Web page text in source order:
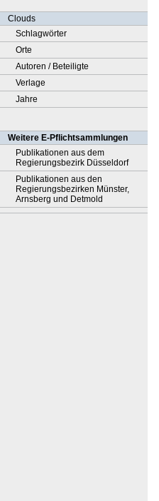
Clouds
Schlagwörter
Orte
Autoren / Beteiligte
Verlage
Jahre
Weitere E-Pflichtsammlungen
Publikationen aus dem
Regierungsbezirk Düsseldorf
Publikationen aus den
Regierungsbezirken Münster,
Arnsberg und Detmold